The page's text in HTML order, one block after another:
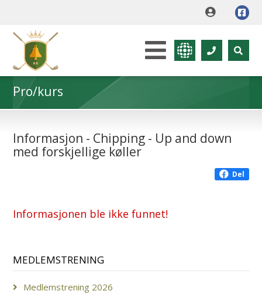
Pro/kurs
Informasjon - Chipping - Up and down
med forskjellige køller
Del
Informasjonen ble ikke funnet!
MEDLEMSTRENING
Medlemstrening 2026